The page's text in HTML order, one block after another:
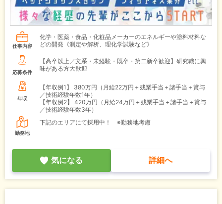
仕事内容
化学・医薬・食品・化粧品メーカーのエネルギーや塗料材料な
どの開発《測定や解析、理化学試験など》
応募条件
【高卒以上／文系・未経験・既卒・第二新卒歓迎】研究職に興
味がある方大歓迎
年収
【年収例1】
380万円（月給22万円＋残業手当＋諸手当＋賞与
／技術経験年数1年）
【年収例2】
420万円（月給24万円＋残業手当＋諸手当＋賞与
／技術経験年数3年）
勤務地
下記のエリアにて採用中！ ※勤務地考慮
気になる 詳細へ